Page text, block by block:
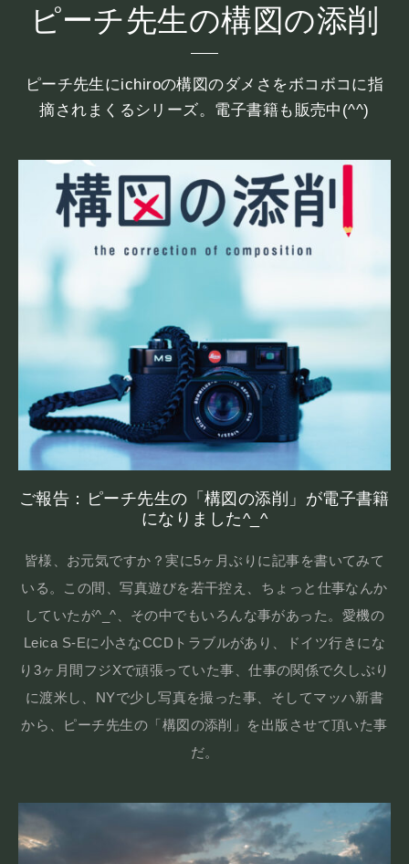
ピーチ先生の構図の添削
ピーチ先生にichiroの構図のダメさをボコボコに指
摘されまくるシリーズ。電子書籍も販売中(^^)
ご報告：ピーチ先生の「構図の添削」が電子書籍
になりました^_^
皆様、お元気ですか？実に5ヶ月ぶりに記事を書いてみて
いる。この間、写真遊びを若干控え、ちょっと仕事なんか
していたが^_^、その中でもいろんな事があった。愛機の
Leica S-Eに小さなCCDトラブルがあり、ドイツ行きにな
り3ヶ月間フジXで頑張っていた事、仕事の関係で久しぶり
に渡米し、NYで少し写真を撮った事、そしてマッハ新書
から、ピーチ先生の「構図の添削」を出版させて頂いた事
だ。